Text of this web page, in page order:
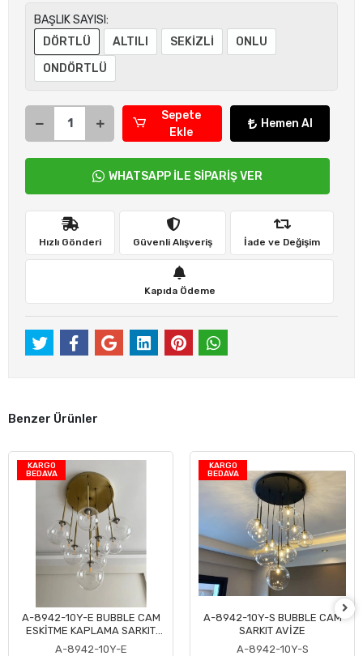
BAŞLIK SAYISI:
DÖRTLÜ
ALTILI SEKİZLİ
ONLU
ONDÖRTLÜ
Sepete
Ekle
Hemen Al
WHATSAPP İLE SİPARİŞ VER
Hızlı Gönderi Güvenli Alışveriş İade ve Değişim
Kapıda Ödeme
Benzer Ürünler
KARGO
BEDAVA
Sepete Ekle
A-8942-10Y-E BUBBLE CAM
ESKİTME KAPLAMA SARKIT
AVİZE
A-8942-10Y-E
KARGO
BEDAVA
Sepete Ekle
A-8942-10Y-S BUBBLE CAM
SARKIT AVİZE
A-8942-10Y-S